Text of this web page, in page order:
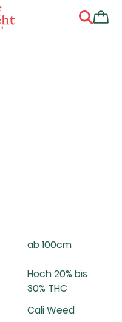
ab 100cm
Hoch 20% bis
30% THC
Cali Weed